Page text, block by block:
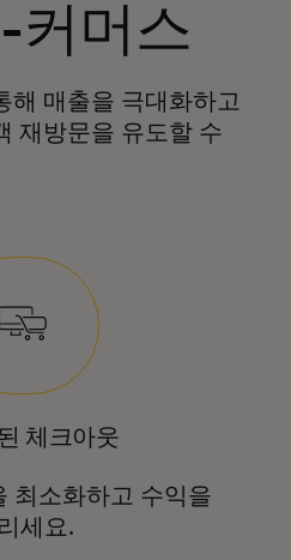
커머스
해 매출을 극대화하고
재방문을 유도할 수
체크아웃
최소화하고 수익을
세요.